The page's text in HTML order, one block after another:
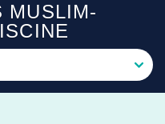
MUSLIM-